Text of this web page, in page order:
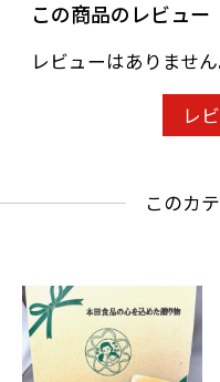
この商品のレビュー
レビューはありません
レ
このカ